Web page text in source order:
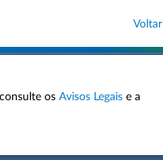
Voltar
POLÍTICA DE PRIVACIDADE
os Avisos Legais e a